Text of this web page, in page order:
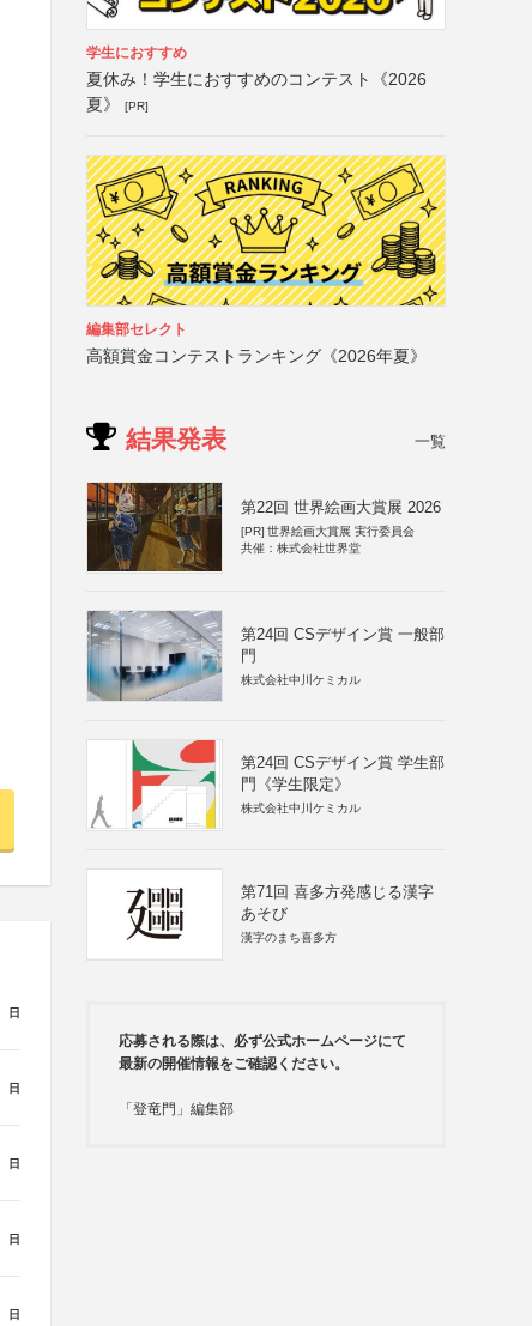
日
日
日
日
日
学生におすすめ
夏休み！学生におすすめのコンテスト《2026
夏》
[PR]
編集部セレクト
高額賞金コンテストランキング《2026年夏》
結果発表 一覧
第22回 世界絵画大賞展 2026
[PR] 世界絵画大賞展 実行委員会
共催：株式会社世界堂
第24回 CSデザイン賞 一般部
門
株式会社中川ケミカル
第24回 CSデザイン賞 学生部
門《学生限定》
株式会社中川ケミカル
第71回 喜多方発感じる漢字
あそび
漢字のまち喜多方
応募される際は、必ず公式ホームページにて
最新の開催情報をご確認ください。
「登竜門」編集部